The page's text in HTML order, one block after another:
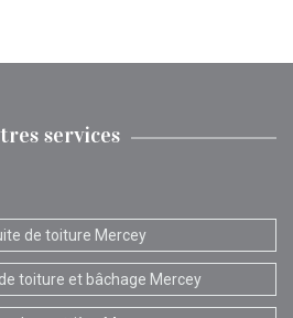
services
de toiture Mercey
toiture et bâchage Mercey